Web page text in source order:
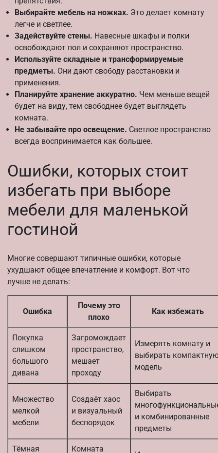
Выбирайте мебель на ножках. Это делает комнату
легче и светлее.
Задействуйте стены. Навесные шкафы и полки
освобождают пол и сохраняют пространство.
Используйте складные и трансформируемые
предметы. Они дают свободу расстановки и
применения.
Планируйте хранение аккуратно. Чем меньше вещей
будет на виду, тем свободнее будет выглядеть
комната.
Не забывайте про освещение. Светлое пространство
всегда воспринимается как большее.
Ошибки, которых стоит
избегать при выборе
мебели для маленькой
гостиной
Многие совершают типичные ошибки, которые
ухудшают общее впечатление и комфорт. Вот что
лучше не делать:
Ошибка
Почему это
плохо
Как избежать
Покупка
слишком
большого
дивана
Загромождает
пространство,
мешает
проходу
Измерять комнату и
выбирать
модель
Множество
мелкой
мебели
Создаёт хаос
и визуальный
беспорядок
Выбирать
и комбинированные
предметы
Тёмная Комната